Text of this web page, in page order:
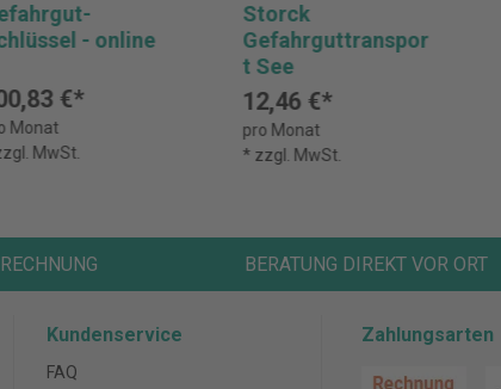
Schlüssel - online
€*
Monat
MwSt.
Storck
Gefahrguttranspor
t See
12,46 €*
pro Monat
* zzgl. MwSt.
BERATUNG DIREKT VOR ORT
Kundenservice
FAQ
Zahlungsarten